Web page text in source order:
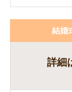
結婚
詳細